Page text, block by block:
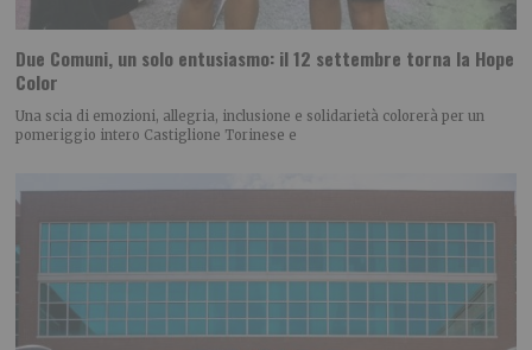
Due Comuni, un solo entusiasmo: il 12 settembre torna la Hope
Color
Una scia di emozioni, allegria, inclusione e solidarietà colorerà per un
pomeriggio intero Castiglione Torinese e